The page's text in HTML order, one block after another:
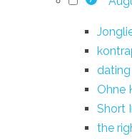
dating
Ohne
Short
the